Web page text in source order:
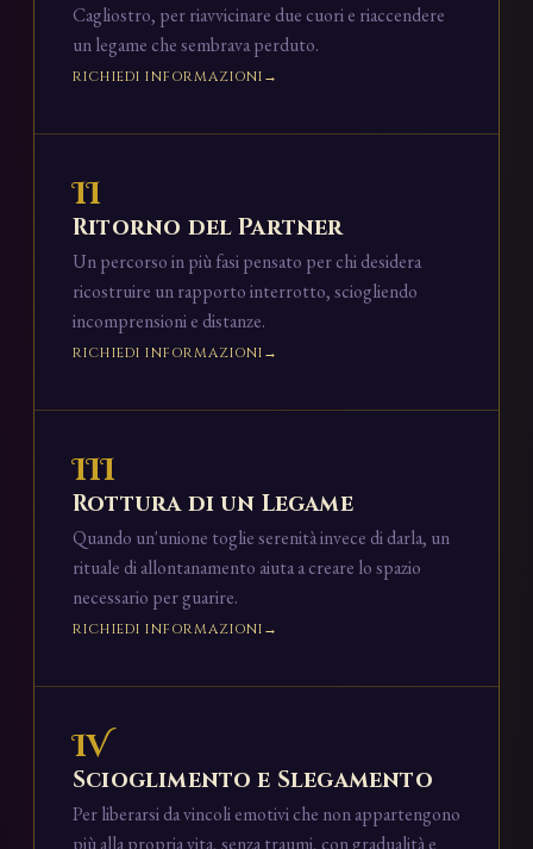
Cagliostro, per riavvicinare due cuori e riaccendere
un legame che sembrava perduto.
RICHIEDI INFORMAZIONI
II
Ritorno del Partner
Un percorso in più fasi pensato per chi desidera
ricostruire un rapporto interrotto, sciogliendo
incomprensioni e distanze.
RICHIEDI INFORMAZIONI
III
Rottura di un Legame
Quando un'unione toglie serenità invece di darla, un
rituale di allontanamento aiuta a creare lo spazio
necessario per guarire.
RICHIEDI INFORMAZIONI
IV
Scioglimento e Slegamento
Per liberarsi da vincoli emotivi che non appartengono
più alla propria vita, senza traumi, con gradualità e